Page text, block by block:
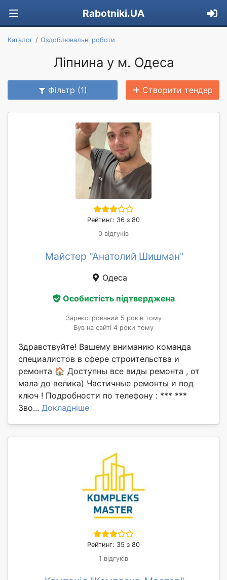
Rabotniki.UA
Каталог Оздоблювальні роботи
Ліпнина у м. Одеса
Фільтр (1) Створити тендер
Рейтинг: 36 з 80
0 відгуків
Майстер "Анатолий Шишман"
Одеса
Особистість підтверджена
Зареєстрований 5 років тому
Був на сайті 4 роки тому
Здравствуйте! Вашему вниманию команда
специалистов в сфере строительства и
ремонта 🏠 Доступны все виды ремонта , от
мала до велика) Частичные ремонты и под
ключ ! Подробности по телефону : *** ***
Зво... Докладніше
Рейтинг: 35 з 80
1 відгуків